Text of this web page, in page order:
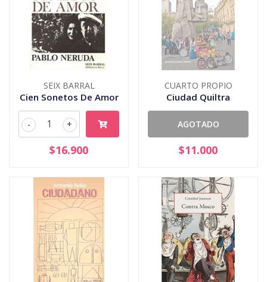
SEIX BARRAL
Cien Sonetos De Amor
+
-
$16.900
CUARTO PROPIO
Ciudad Quiltra
AGOTADO
$11.000